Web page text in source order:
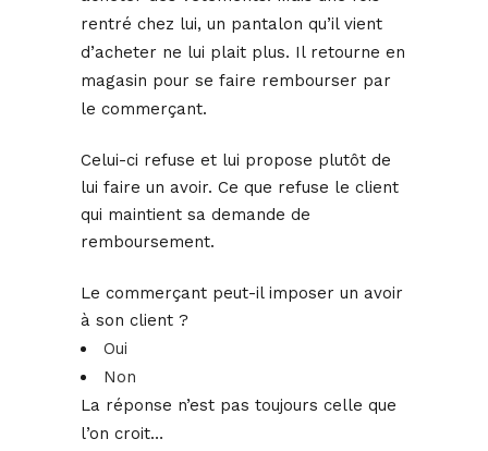
rentré chez lui, un pantalon qu’il vient
d’acheter ne lui plait plus. Il retourne en
magasin pour se faire rembourser par
le commerçant.
Celui-ci refuse et lui propose plutôt de
lui faire un avoir. Ce que refuse le client
qui maintient sa demande de
remboursement.
Le commerçant peut-il imposer un avoir
à son client ?
Oui
Non
La réponse n’est pas toujours celle que
l’on croit…